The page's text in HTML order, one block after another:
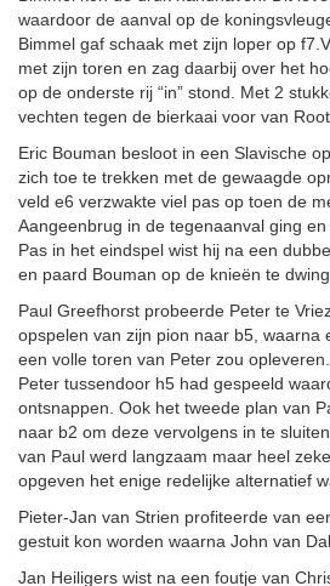
waardoor de aanval op de
Bimmel gaf schaak met zijn loper op
met zijn toren en zag daarbij over het
op de onderste rij “in” stond. Met 2
vechten tegen de bierkaai voor van
Eric Bouman besloot in een Slavische
zich toe te trekken met de gewaagde
veld e6 verzwakte viel pas op toen de
Aangeenbrug in de tegenaanval ging en
Pas in het eindspel wist hij na een
en paard Bouman op de knieën te
Paul Greefhorst probeerde Peter te
opspelen van zijn pion naar b5, waarna
een volle toren van Peter zou
Peter tussendoor h5 had gespeeld
ontsnappen. Ook het tweede plan van
naar b2 om deze vervolgens in te
van Paul werd langzaam maar heel
opgeven het enige redelijke alternatief
Pieter-Jan van Strien profiteerde van
gestuit kon worden waarna John van
Jan Heiligers wist na een foutje van